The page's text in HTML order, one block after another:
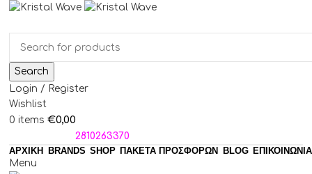
Search
Login / Register
Wishlist
0 items €0,00
2810263370
ΑΡΧΙΚΗ
BRANDS SHOP ΠΑΚΈΤΑ ΠΡΟΣΦΟΡΏΝ BLOG ΕΠΙΚΟΙΝΩΝΙΑ
Menu